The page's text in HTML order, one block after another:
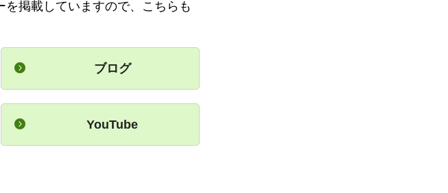
掲載していますので、こちらも
ブログ
YouTube